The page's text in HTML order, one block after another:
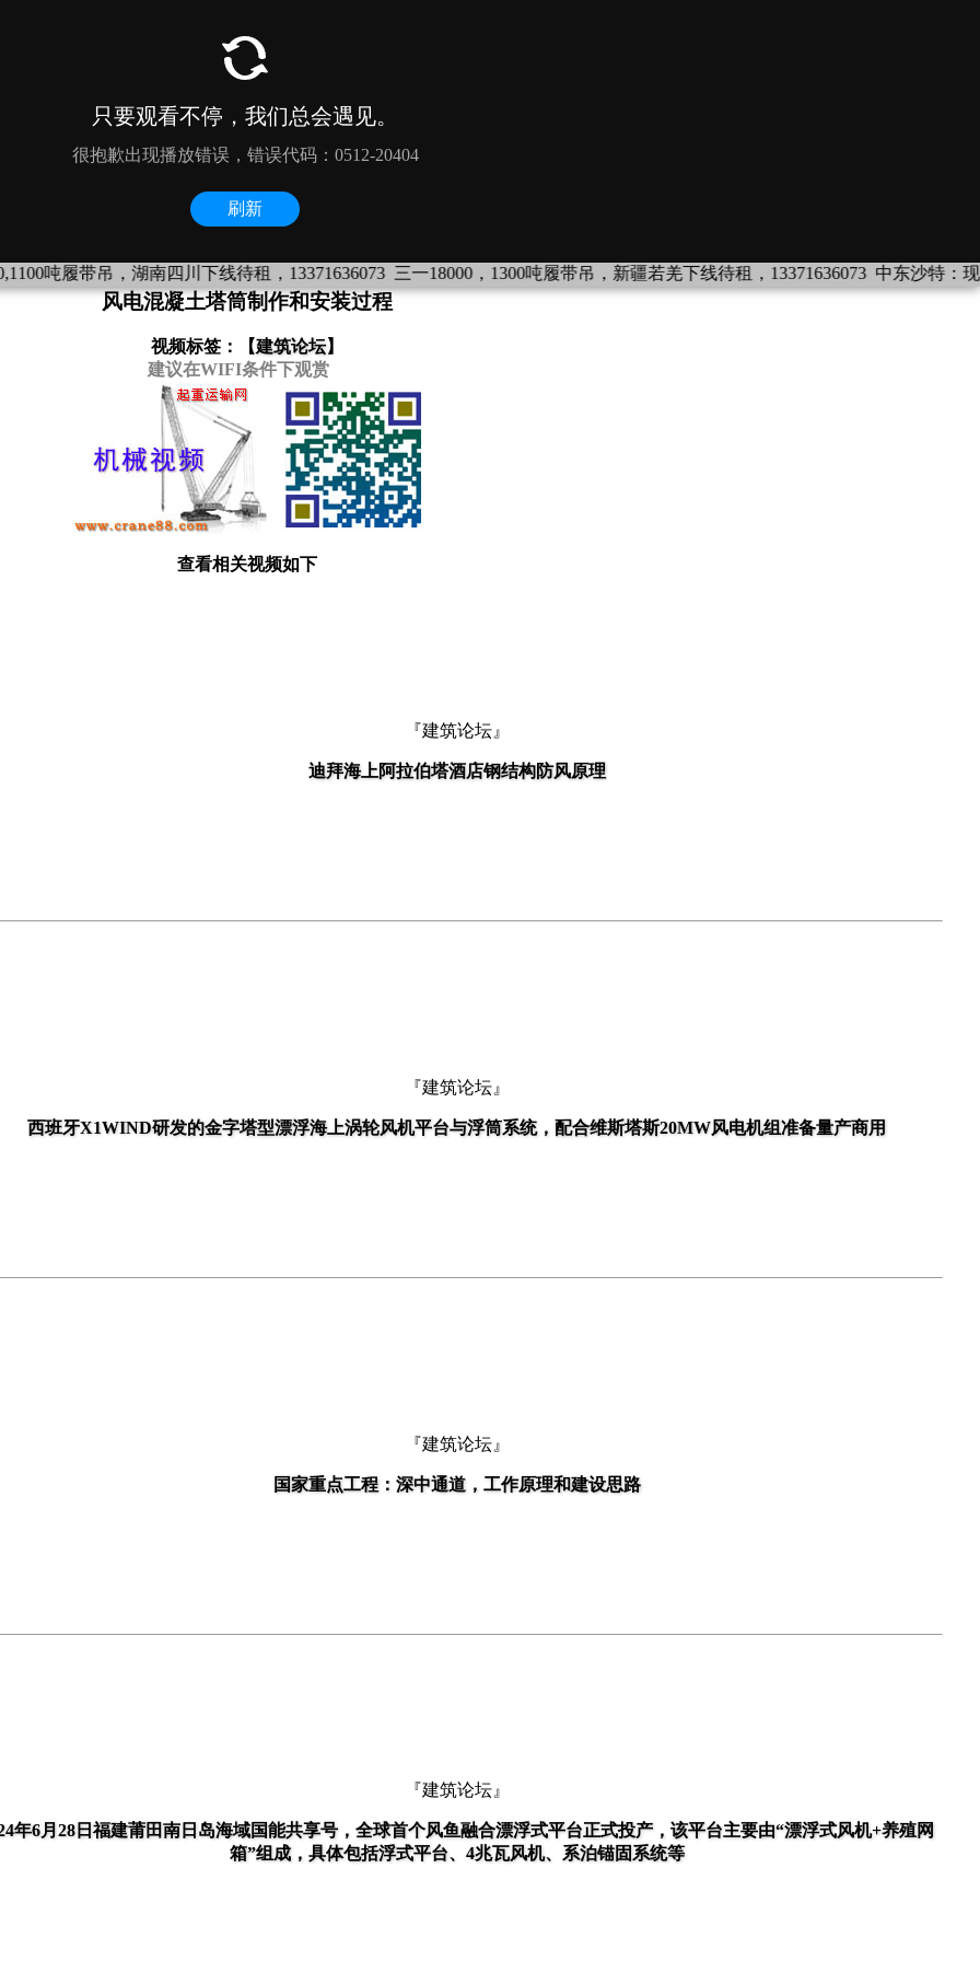
带吊，湖南四川下线待租，13371636073 三一18000，1300吨履带吊，新疆若羌下线待租，13371636073 中东沙特：现车设备出
风电混凝土塔筒制作和安装过程
视频标签：【建筑论坛】
建议在WIFI条件下观赏
查看相关视频如下
『建筑论坛』
迪拜海上阿拉伯塔酒店钢结构防风原理
『建筑论坛』
西班牙X1WIND研发的金字塔型漂浮海上涡轮风机平台与浮筒系统，配合维斯塔斯20MW风电机组准备量产商用
『建筑论坛』
国家重点工程：深中通道，工作原理和建设思路
『建筑论坛』
年6月28日福建莆田南日岛海域国能共享号，全球首个风鱼融合漂浮式平台正式投产，该平台主要由“漂浮式风机+养殖网
箱”组成，具体包括浮式平台、4兆瓦风机、系泊锚固系统等